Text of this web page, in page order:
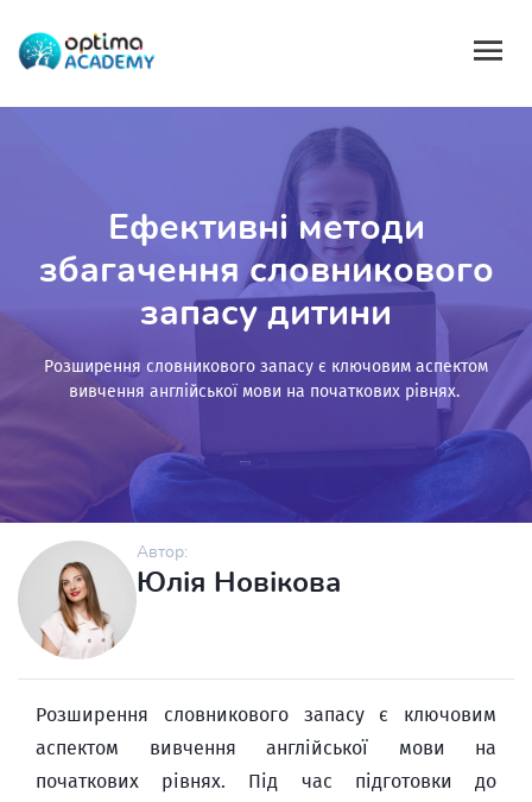
Ефективні методи
збагачення словникового
запасу дитини
Розширення словникового запасу є ключовим аспектом
вивчення англійської мови на початкових рівнях.
Автор:
Юлія Новікова
Розширення словникового запасу є ключовим
аспектом вивчення англійської мови на
початкових рівнях. Під час підготовки до